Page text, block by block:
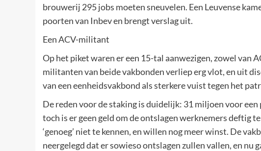
brouwerij 295 jobs moeten sneuvelen. Een Leuvense
poorten van Inbev en brengt verslag uit.
Een ACV-militant
Op het piket waren er een 15-tal aanwezigen, zowel van
militanten van beide vakbonden verliep erg vlot, en uit
van een eenheidsvakbond als sterkere vuist tegen het
De reden voor de staking is duidelijk: 31 miljoen voor
toch is er geen geld om de ontslagen werknemers deftig
‘genoeg’ niet te kennen, en willen nog meer winst. De
neergelegd dat er sowieso ontslagen zullen vallen, en nu